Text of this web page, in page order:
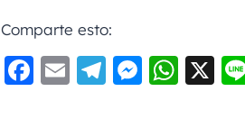
Comparte esto:
F E Te M W X